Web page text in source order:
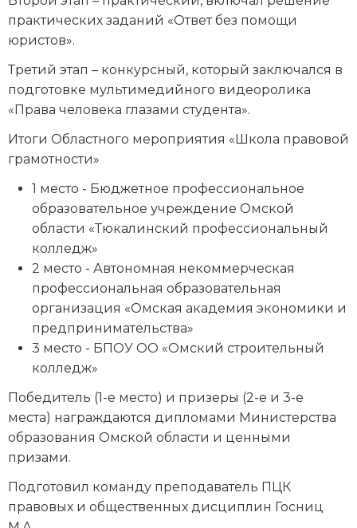
практических заданий «Ответ без помощи
юристов».
Третий этап – конкурсный, который заключался в
подготовке мультимедийного видеоролика
«Права человека глазами студента».
Итоги Областного мероприятия «Школа правовой
грамотности»
1 место - Бюджетное профессиональное
образовательное учреждение Омской
области «Тюкалинский профессиональный
колледж»
2 место - Автономная некоммерческая
профессиональная образовательная
организация «Омская академия экономики и
предпринимательства»
3 место - БПОУ ОО «Омский строительный
колледж»
Победитель (1-е место) и призеры (2-е и 3-е
места) награждаются дипломами Министерства
образования Омской области и ценными
призами.
Подготовил команду преподаватель ПЦК
правовых и общественных дисциплин Госниц